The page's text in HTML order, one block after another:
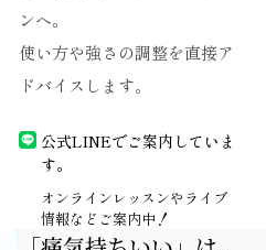
ンへ。
使い方や強さの調整を直接ア
ドバイスします。
公式LINEでご案内していま
す。
オンラインレッスンやライブ
情報などご案内中！